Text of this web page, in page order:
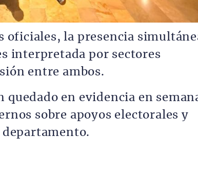
oficiales, la presencia
interpretada por sectores
entre ambos.
quedado en evidencia en
sobre apoyos electorales y